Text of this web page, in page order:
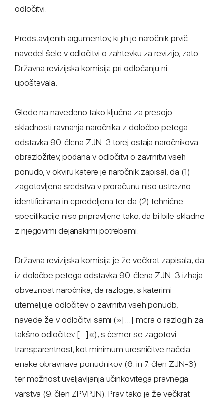
odločitvi.
Predstavljenih argumentov, ki jih je naročnik prvič
navedel šele v odločitvi o zahtevku za revizijo, zato
Državna revizijska komisija pri odločanju ni
upoštevala.
Glede na navedeno tako ključna za presojo
skladnosti ravnanja naročnika z določbo petega
odstavka 90. člena ZJN-3 torej ostaja naročnikova
obrazložitev, podana v odločitvi o zavrnitvi vseh
ponudb, v okviru katere je naročnik zapisal, da (1)
zagotovljena sredstva v proračunu niso ustrezno
identificirana in opredeljena ter da (2) tehnične
specifikacije niso pripravljene tako, da bi bile skladne
z njegovimi dejanskimi potrebami.
Državna revizijska komisija je že večkrat zapisala, da
iz določbe petega odstavka 90. člena ZJN-3 izhaja
obveznost naročnika, da razloge, s katerimi
utemeljuje odločitev o zavrnitvi vseh ponudb,
navede že v odločitvi sami (»[...] mora o razlogih za
takšno odločitev [...]«), s čemer se zagotovi
transparentnost, kot minimum uresničitve načela
enake obravnave ponudnikov (6. in 7. člen ZJN-3)
ter možnost uveljavljanja učinkovitega pravnega
varstva (9. člen ZPVPJN). Prav tako je že večkrat